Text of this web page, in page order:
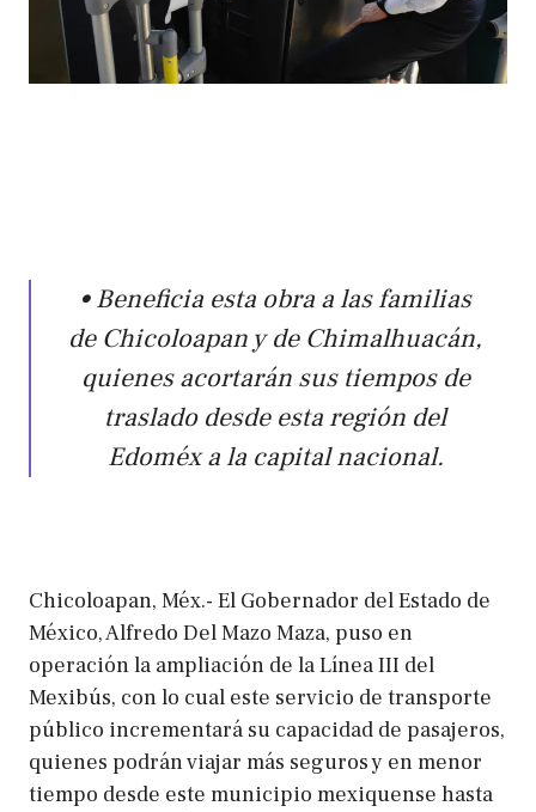
• Beneficia esta obra a las familias
de Chicoloapan y de Chimalhuacán,
quienes acortarán sus tiempos de
traslado desde esta región del
Edoméx a la capital nacional.
Chicoloapan, Méx.- El Gobernador del Estado de
México, Alfredo Del Mazo Maza, puso en
operación la ampliación de la Línea III del
Mexibús, con lo cual este servicio de transporte
público incrementará su capacidad de pasajeros,
quienes podrán viajar más seguros y en menor
tiempo desde este municipio mexiquense hasta